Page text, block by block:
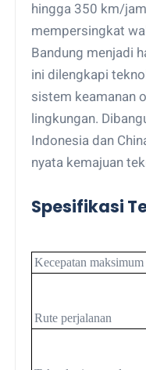
hingga 350 km/
mempersingkat
Bandung menjadi
ini dilengkapi
sistem keamanan
lingkungan.
Indonesia dan
nyata kemajuan
Spesifikasi
Kecepatan maksimum
Rute perjalanan